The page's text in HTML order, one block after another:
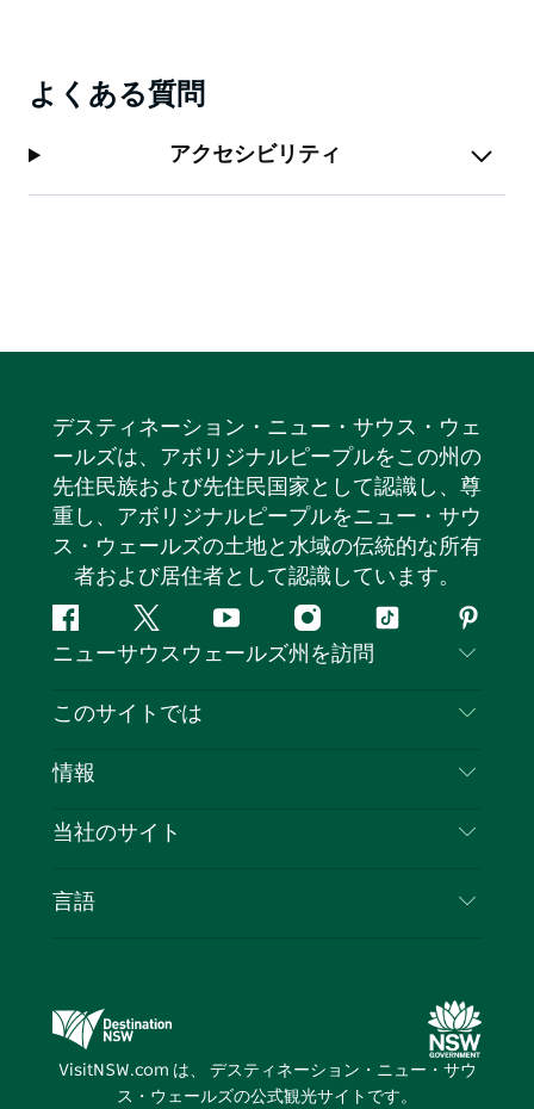
よくある質問
アクセシビリティ
デスティネーション・ニュー・サウス・ウェ
ールズは、アボリジナルピープルをこの州の
先住民族および先住民国家として認識し、尊
重し、アボリジナルピープルをニュー・サウ
ス・ウェールズの土地と水域の伝統的な所有
者および居住者として認識しています。
フ
ェ
ス
ッ
ツ
イ
タ
ユ
ー
イ
ン
テ
ピ
ン
レ
ト
ニューサウスウェールズ州を訪問
お問い合わせ
クッキーに関する通知
このサイトでは
目的地
イベント
情報
旅行情報
NSWでのビジネス
当社のサイト
デスティネーション・ニュー・サウス・ウェール
ズメディアセンター
言語
VisitNSW.com は、 デスティネーション・ニュー・サウ
ス・ウェールズの公式観光サイトです。